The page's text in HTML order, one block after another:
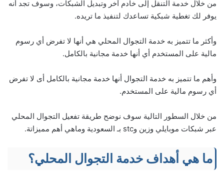
من خلال خدمة التنقل إلى خادم آخر وتبديل الشبكات، وسوف تجد أنه
يوفر لك تغطية شبكية تساعدك لتنفيذ ما تريده.
وأكثر ما تتميز به خدمة التجوال المحلي هي أنها لا تفرض أي رسوم
مالية على المستخدم أي أنها خدمة مجانية بالكامل.
وأهم ما تتميز به خدمة التجوال أنها خدمة مجانية بالكامل أى لا تفرض
أي رسوم مالية على المستخدم.
من خلال السطور التالية سوف نوضح طريقة تفعيل التجوال المحلي
عبر شبكات موبايلي وزين وstc بـ السعودية وماهي أهم مميزاتة.
ما هي أهداف خدمة التجوال المحلي؟